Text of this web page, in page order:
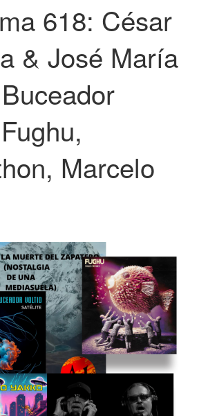
618: César
& José María
Marcelo